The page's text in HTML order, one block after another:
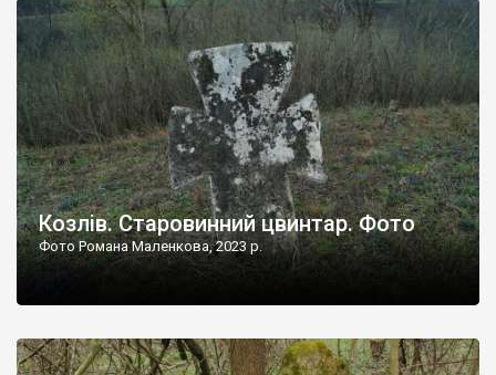
не видно, але видно дві стареньких колії у траві – […]
Козлів. Старовинний цвинтар. Фото
Фото Романа Маленкова, 2023 р.